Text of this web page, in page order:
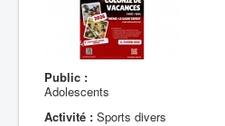
Public :
Adolescents
Activité : Sports divers